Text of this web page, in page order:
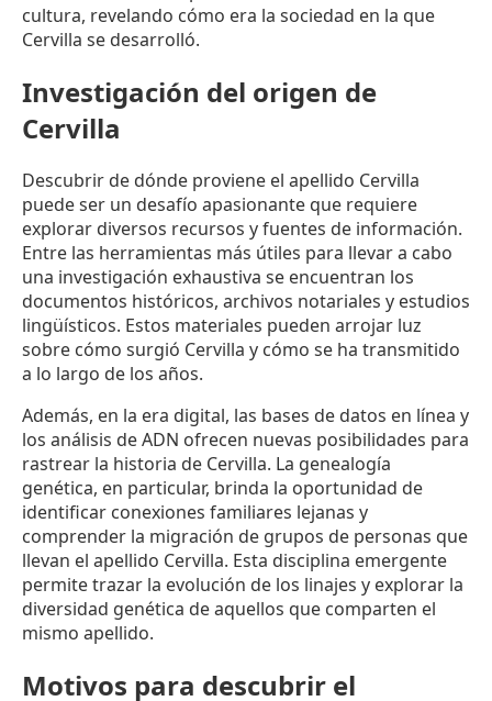
cultura, revelando cómo era la sociedad en la que
Cervilla se desarrolló.
Investigación del origen de
Cervilla
Descubrir de dónde proviene el apellido Cervilla
puede ser un desafío apasionante que requiere
explorar diversos recursos y fuentes de información.
Entre las herramientas más útiles para llevar a cabo
una investigación exhaustiva se encuentran los
documentos históricos, archivos notariales y estudios
lingüísticos. Estos materiales pueden arrojar luz
sobre cómo surgió Cervilla y cómo se ha transmitido
a lo largo de los años.
Además, en la era digital, las bases de datos en línea y
los análisis de ADN ofrecen nuevas posibilidades para
rastrear la historia de Cervilla. La genealogía
genética, en particular, brinda la oportunidad de
identificar conexiones familiares lejanas y
comprender la migración de grupos de personas que
llevan el apellido Cervilla. Esta disciplina emergente
permite trazar la evolución de los linajes y explorar la
diversidad genética de aquellos que comparten el
mismo apellido.
Motivos para descubrir el